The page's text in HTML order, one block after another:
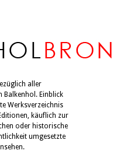
aller
Balkenhol. Einblick
Werksverzeichnis
käuflich zur
oder historische
umgesetzte